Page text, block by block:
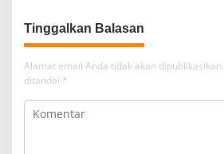
Tinggalkan Balasan
Alamat email Anda tidak akan dipublikasikan.
ditandai *